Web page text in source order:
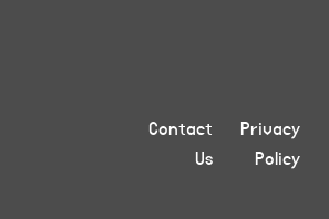
Privacy
Policy
Contact
Us